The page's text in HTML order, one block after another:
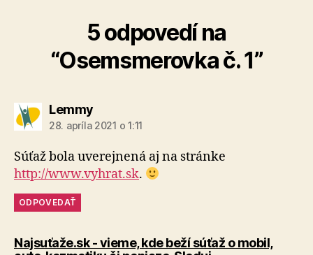
5 odpovedí na
“Osemsmerovka č. 1”
Lemmyhovorí:
28. apríla 2021 o 1:11
Súťaž bola uverejnená aj na stránke
http://www.vyhrat.sk.
ODPOVEDAŤ
Najsuťaže.sk - vieme, kde beží súťaž o mobil,